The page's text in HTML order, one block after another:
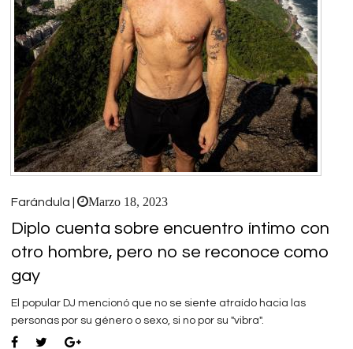
Farándula | Marzo 18, 2023
Diplo cuenta sobre encuentro íntimo con
otro hombre, pero no se reconoce como
gay
El popular DJ mencionó que no se siente atraído hacia las
personas por su género o sexo, si no por su "vibra".